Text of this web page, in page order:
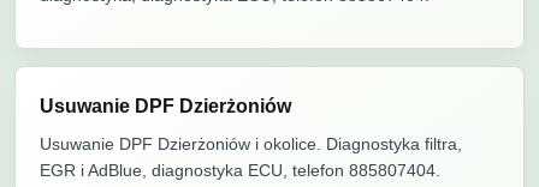
Usuwanie DPF Dzierżoniów
Usuwanie DPF Dzierżoniów i okolice. Diagnostyka filtra,
EGR i AdBlue, diagnostyka ECU, telefon 885807404.